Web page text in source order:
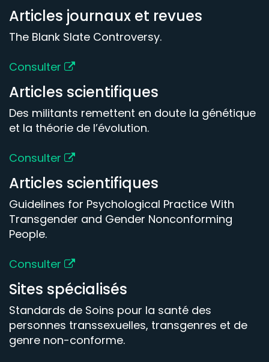
Articles journaux et revues
The Blank Slate Controversy.
Consulter
Articles scientifiques
Des militants remettent en doute la génétique
et la théorie de l’évolution.
Consulter
Articles scientifiques
Guidelines for Psychological Practice With
Transgender and Gender Nonconforming
People.
Consulter
Sites spécialisés
Standards de Soins pour la santé des
personnes transsexuelles, transgenres et de
genre non-conforme.